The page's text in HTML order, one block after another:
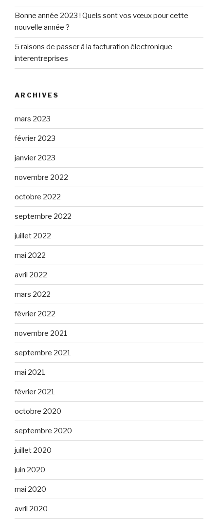
Bonne année 2023 ! Quels sont vos vœux pour cette
nouvelle année ?
5 raisons de passer à la facturation électronique
interentreprises
ARCHIVES
mars 2023
février 2023
janvier 2023
novembre 2022
octobre 2022
septembre 2022
juillet 2022
mai 2022
avril 2022
mars 2022
février 2022
novembre 2021
septembre 2021
mai 2021
février 2021
octobre 2020
septembre 2020
juillet 2020
juin 2020
mai 2020
avril 2020